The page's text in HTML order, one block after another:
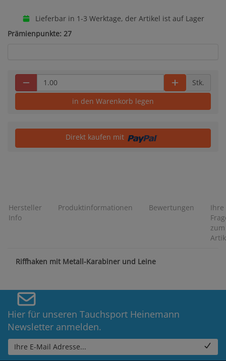
Lieferbar in 1-3 Werktage, der Artikel ist auf Lager
Prämienpunkte: 27
Stk.
in den Warenkorb legen
Direkt kaufen mit
Hersteller
Info
Produktinformationen Bewertungen
Ihre
zum
Riffhaken mit Metall-Karabiner und Leine
Hier für unseren Tauchsport Heinemann
Newsletter anmelden.
Ihre E-Mail Adresse...